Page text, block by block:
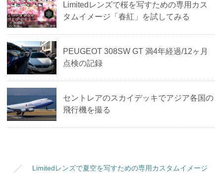
Limitedレンズで桜を写すための専用カス
タムイメージ「春紅」を試してみる
PEUGEOT 308SW GT 満4年経過/12ヶ月
点検の記録
セントレアのスカイデッキでアジア各国の
飛行機を撮る
Limitedレンズで夏空を写すための専用カスタムイメージ